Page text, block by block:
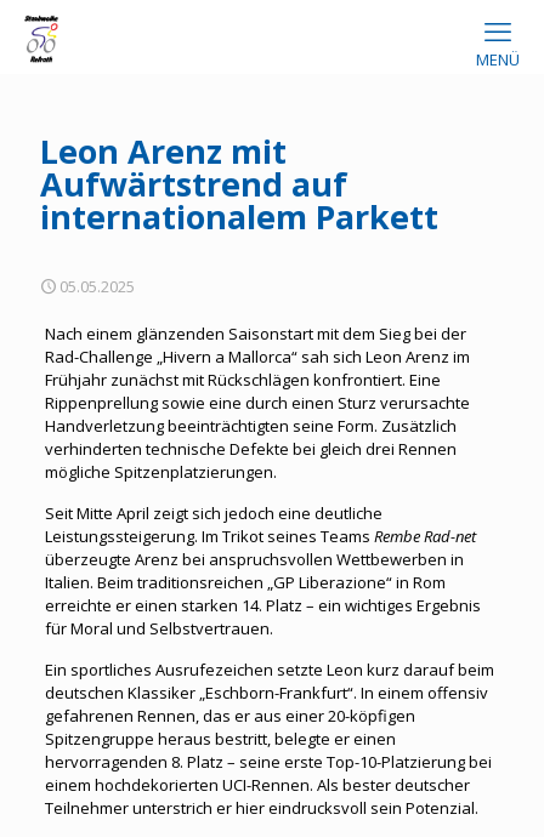
MENÜ
Leon Arenz mit
Aufwärtstrend auf
internationalem Parkett
05.05.2025
Nach einem glänzenden Saisonstart mit dem Sieg bei der
Rad-Challenge „Hivern a Mallorca“ sah sich Leon Arenz im
Frühjahr zunächst mit Rückschlägen konfrontiert. Eine
Rippenprellung sowie eine durch einen Sturz verursachte
Handverletzung beeinträchtigten seine Form. Zusätzlich
verhinderten technische Defekte bei gleich drei Rennen
mögliche Spitzenplatzierungen.
Seit Mitte April zeigt sich jedoch eine deutliche
Leistungssteigerung. Im Trikot seines Teams Rembe Rad-net
überzeugte Arenz bei anspruchsvollen Wettbewerben in
Italien. Beim traditionsreichen „GP Liberazione“ in Rom
erreichte er einen starken 14. Platz – ein wichtiges Ergebnis
für Moral und Selbstvertrauen.
Ein sportliches Ausrufezeichen setzte Leon kurz darauf beim
deutschen Klassiker „Eschborn-Frankfurt“. In einem offensiv
gefahrenen Rennen, das er aus einer 20-köpfigen
Spitzengruppe heraus bestritt, belegte er einen
hervorragenden 8. Platz – seine erste Top-10-Platzierung bei
einem hochdekorierten UCI-Rennen. Als bester deutscher
Teilnehmer unterstrich er hier eindrucksvoll sein Potenzial.